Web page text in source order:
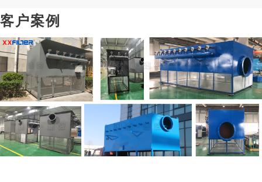
客户案例